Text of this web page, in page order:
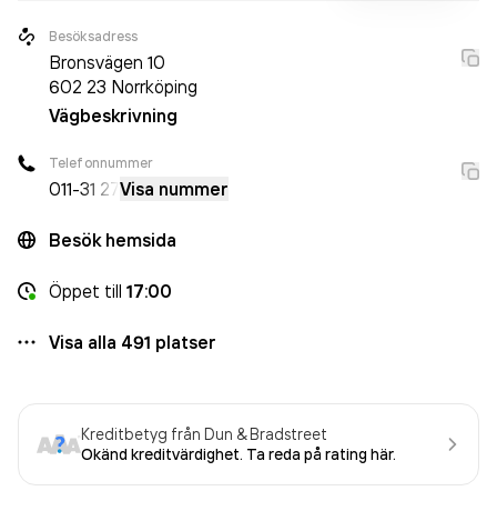
Besöksadress
Bronsvägen 10
602 23 Norrköping
Vägbeskrivning
Telefonnummer
011-31 27Visa nummer
Besök hemsida
Öppet till 17:00
Visa alla 491 platser
Kreditbetyg från Dun & Bradstreet
Okänd kreditvärdighet. Ta reda på rating här.